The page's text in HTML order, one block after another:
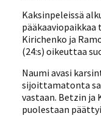
Kaksinpeleissä
Kirichenko ja
(24:s) oikeuttaa
Naumi avasi
sijoittamatonta
vastaan. Betzin ja
puolestaan